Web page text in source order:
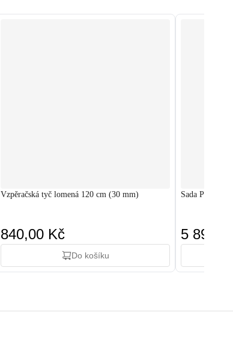
Vzpěračská tyč lomená 120 cm (30 mm)
840,00 Kč
Do košíku
Sada
5